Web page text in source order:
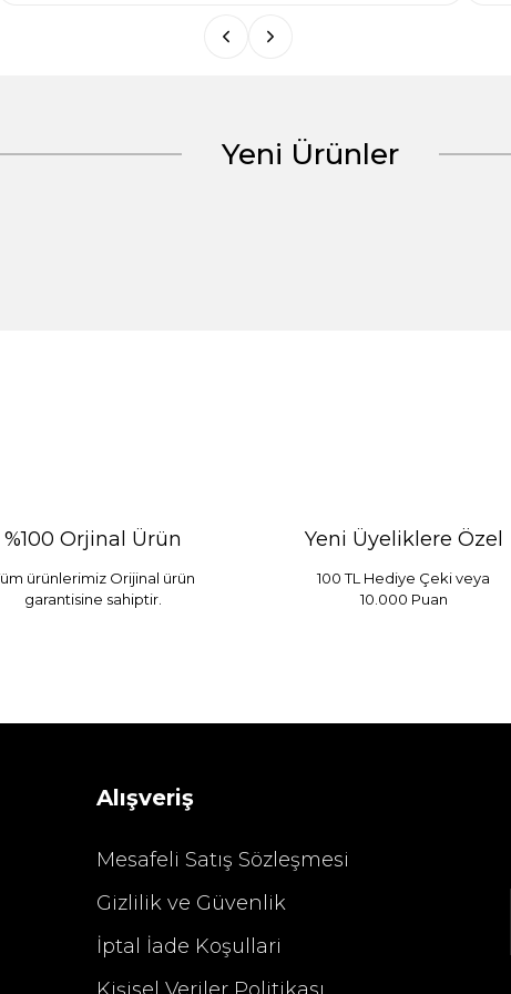
Yeni Ürünler
TL
%100 Orjinal Ürün
ürünlerimiz Orijinal ürün
garantisine sahiptir.
Yeni Üyeliklere Özel
100 TL Hediye Çeki veya
10.000 Puan
Alışveriş
Mesafeli Satış Sözleşmesi
Gizlilik ve Güvenlik
İptal İade Koşullari
Kişisel Veriler Politikası